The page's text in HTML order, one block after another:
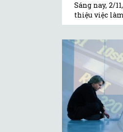
Sáng nay, 2/
thiệu việc